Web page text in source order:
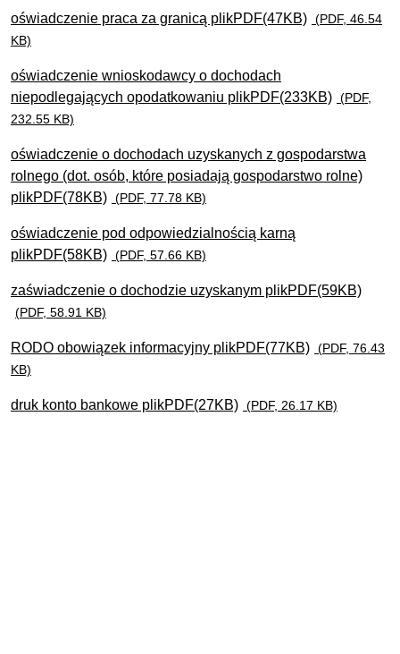
oświadczenie praca za granicą plikPDF(47KB) (PDF, 46.54
KB)
oświadczenie wnioskodawcy o dochodach
niepodlegających opodatkowaniu plikPDF(233KB) (PDF,
232.55 KB)
oświadczenie o dochodach uzyskanych z gospodarstwa
rolnego (dot. osób, które posiadają gospodarstwo rolne)
plikPDF(78KB) (PDF, 77.78 KB)
oświadczenie pod odpowiedzialnością karną
plikPDF(58KB) (PDF, 57.66 KB)
zaświadczenie o dochodzie uzyskanym plikPDF(59KB)
(PDF, 58.91 KB)
RODO obowiązek informacyjny plikPDF(77KB) (PDF, 76.43
KB)
druk konto bankowe plikPDF(27KB) (PDF, 26.17 KB)